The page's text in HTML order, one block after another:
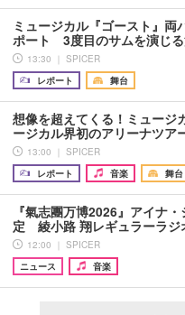
ミュージカル『ゴースト』両
ポート 3度目のサムを演じ
13:30 ｜ SPICER
レポート
舞台
想像を超えてくる！ミュージ
ージカル界初のアリーナツ
13:00 ｜ SPICER
レポート
音楽 舞台
『氣志團万博2026』アイナ
定 綾小路 翔レギュラーラジ
12:00 ｜ SPICER
ニュース
音楽